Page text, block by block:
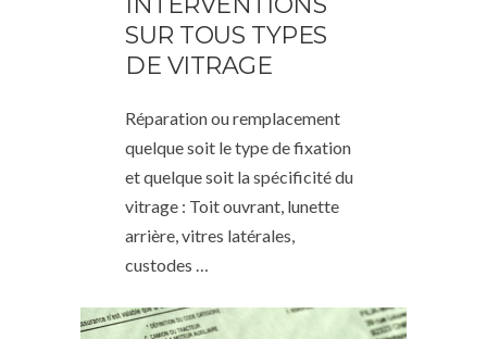
SUR TOUS TYPES
DE VITRAGE
Réparation ou remplacement
quelque soit le type de fixation
et quelque soit la spécificité du
vitrage : Toit ouvrant, lunette
arrière, vitres latérales,
custodes …